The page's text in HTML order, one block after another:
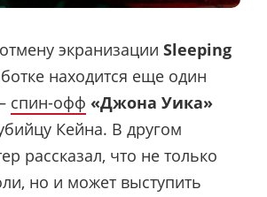
экранизации Sleeping
находится еще один
спин-офф «Джона Уика»
Кейна. В другом
рассказал, что не только
но и может выступить